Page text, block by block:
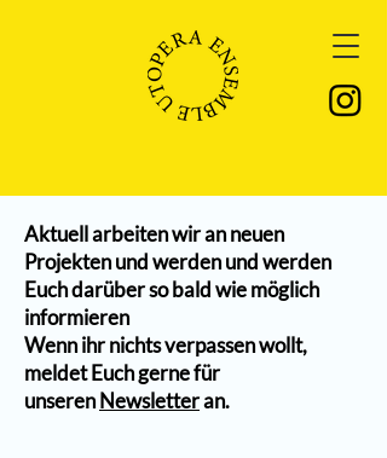
Aktuell arbeiten wir an neuen
Projekten und werden und werden
Euch darüber so bald wie möglich
informieren
Wenn ihr nichts verpassen wollt,
meldet Euch gerne für
unserenNewsletteran.